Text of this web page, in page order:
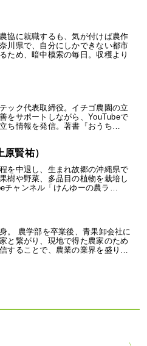
協に就職するも、気が付けば農作
川県で、自分にしかできない都市
ため、暗中模索の毎日。収穫より
ック代表取締役。イチゴ農園の立
をサポートしながら、YouTubeで
ち情報を発信。著書『おうち…
賢祐）
を中退し、生まれ故郷の沖縄県で
樹や野菜、多品目の植物を栽培し
チャンネル「けんゆーの農ラ…
。 農学部を卒業後、青果卸会社に
と繋がり、現地で得た農家のため
することで、農業の業界を盛り…